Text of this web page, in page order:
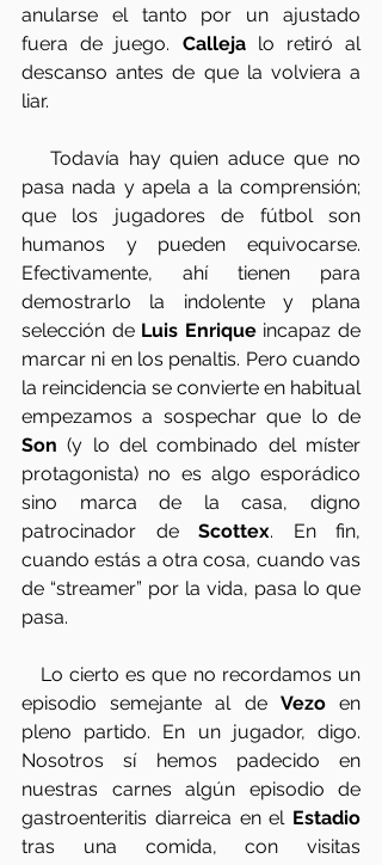
anularse el tanto por un ajustado
fuera de juego. Calleja lo retiró al
descanso antes de que la volviera a
liar.
pasa nada y apela a la comprensión;
que los jugadores de fútbol son
humanos y pueden equivocarse.
Efectivamente, ahí tienen para
demostrarlo la indolente y plana
selección de Luis Enrique incapaz de
marcar ni en los penaltis. Pero cuando
la reincidencia se convierte en habitual
empezamos a sospechar que lo de
Son (y lo del combinado del míster
protagonista) no es algo esporádico
sino marca de la casa, digno
patrocinador de Scottex. En fin,
cuando estás a otra cosa, cuando vas
de “streamer” por la vida, pasa lo que
pasa.
episodio semejante al de Vezo en
pleno partido. En un jugador, digo.
Nosotros sí hemos padecido en
nuestras carnes algún episodio de
gastroenteritis diarreica en el Estadio
tras una comida, con visitas